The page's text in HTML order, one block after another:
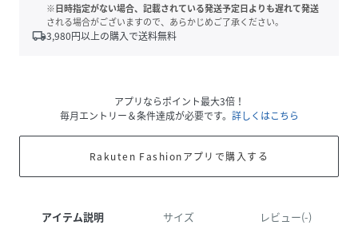
※日時指定がない場合、記載されている発送予定日よりも遅れて発送
される場合がございますので、あらかじめご了承ください。
local_shipping3,980円以上の購入で送料無料
アプリならポイント最大3倍！
毎月エントリー＆条件達成が必要です。 詳しくはこちら
Rakuten Fashionアプリで購入する
アイテム説明 サイズ レビュー(-)